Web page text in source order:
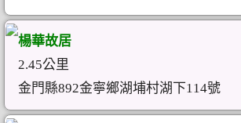
楊華故居
2.45公里
金門縣892金寧鄉湖埔村湖下114號